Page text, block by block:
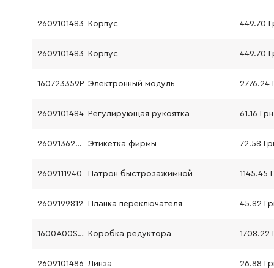
2609101483 Корпус 449.70
2609101483 Корпус 449.70
160723359P Электронный модуль 2776.24
2609101484 Регулирующая рукоятка 61.16 Грн
2609136298 Этикетка фирмы 72.58
2609111940 Патрон быстрозажимной 1145.45
2609199812 Планка переключателя 45.82
1600A00S4H Коробка редуктора 1708.22
2609101486 Линза 26.88